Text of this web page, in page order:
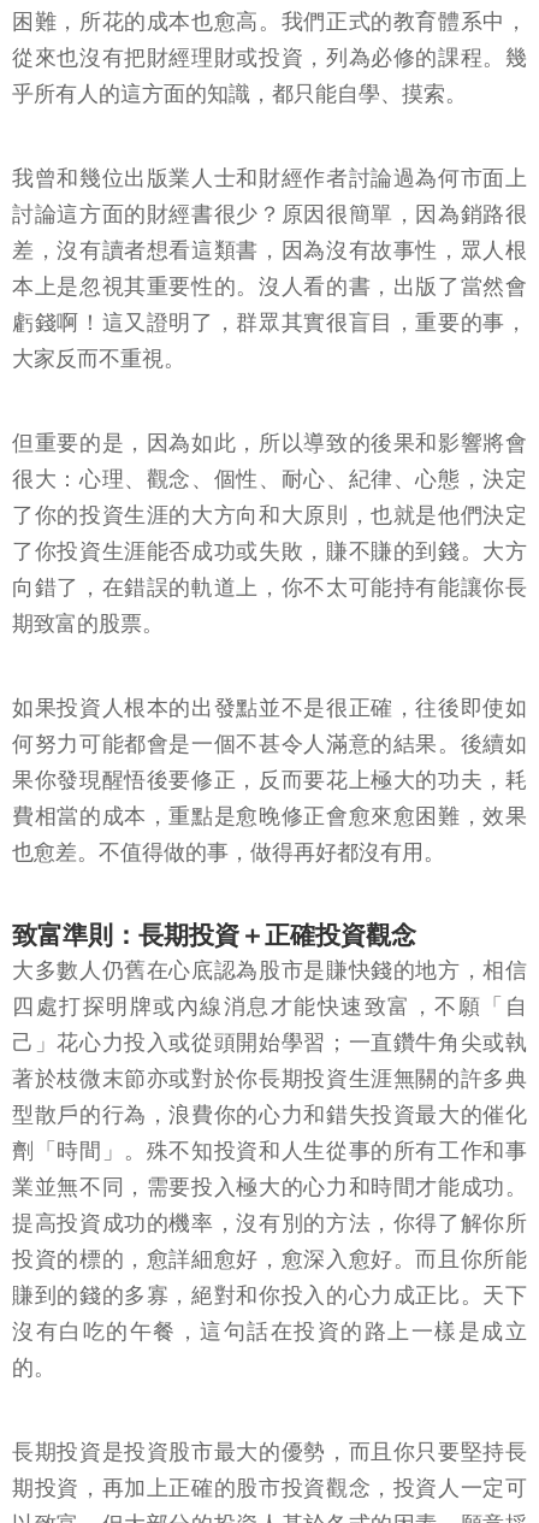
困難，所花的成本也愈高。我們正式的教育體系中，
從來也沒有把財經理財或投資，列為必修的課程。幾
乎所有人的這方面的知識，都只能自學、摸索。
我曾和幾位出版業人士和財經作者討論過為何市面上
討論這方面的財經書很少？原因很簡單，因為銷路很
差，沒有讀者想看這類書，因為沒有故事性，眾人根
本上是忽視其重要性的。沒人看的書，出版了當然會
虧錢啊！這又證明了，群眾其實很盲目，重要的事，
大家反而不重視。
但重要的是，因為如此，所以導致的後果和影響將會
很大：心理、觀念、個性、耐心、紀律、心態，決定
了你的投資生涯的大方向和大原則，也就是他們決定
了你投資生涯能否成功或失敗，賺不賺的到錢。大方
向錯了，在錯誤的軌道上，你不太可能持有能讓你長
期致富的股票。
如果投資人根本的出發點並不是很正確，往後即使如
何努力可能都會是一個不甚令人滿意的結果。後續如
果你發現醒悟後要修正，反而要花上極大的功夫，耗
費相當的成本，重點是愈晚修正會愈來愈困難，效果
也愈差。不值得做的事，做得再好都沒有用。
致富準則：長期投資＋正確投資觀念
大多數人仍舊在心底認為股市是賺快錢的地方，相信
四處打探明牌或內線消息才能快速致富，不願「自
己」花心力投入或從頭開始學習；一直鑽牛角尖或執
著於枝微末節亦或對於你長期投資生涯無關的許多典
型散戶的行為，浪費你的心力和錯失投資最大的催化
劑「時間」。殊不知投資和人生從事的所有工作和事
業並無不同，需要投入極大的心力和時間才能成功。
提高投資成功的機率，沒有別的方法，你得了解你所
投資的標的，愈詳細愈好，愈深入愈好。而且你所能
賺到的錢的多寡，絕對和你投入的心力成正比。天下
沒有白吃的午餐，這句話在投資的路上一樣是成立
的。
長期投資是投資股市最大的優勢，而且你只要堅持長
期投資，再加上正確的股市投資觀念，投資人一定可